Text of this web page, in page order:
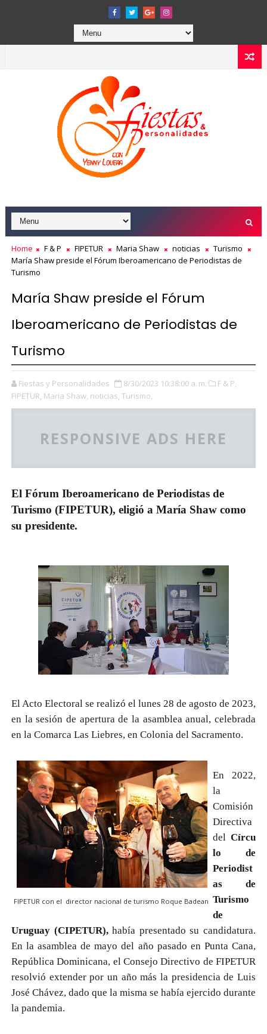
Home F & P FIPETUR Maria Shaw noticias
Turismo
María Shaw preside el Fórum Iberoamericano de Periodistas de
Turismo
María Shaw preside el Fórum
Iberoamericano de Periodistas de
Turismo
Fiestas y Personalidades 8/30/2023 10:38:00 a. m.
F & P,
FIPETUR, Maria Shaw, noticias, Turismo,
RESPONSIVE ADS HERE
El Fórum Iberoamericano de Periodistas de
Turismo (FIPETUR), eligió a María Shaw como
su presidente.
El Acto Electoral se realizó el lunes 28 de agosto de 2023,
en la sesión de apertura de la asamblea anual, celebrada
en la Comarca Las Liebres, en Colonia del Sacramento.
FIPETUR con el director nacional de turismo Roque Badean
En 2022,
la
Comisión
Directiva
delCírcu
lo de
Periodist
as de
Turismo
de
Uruguay (CIPETUR),había presentado su candidatura.
En la asamblea de mayo del año pasado en Punta Cana,
República Dominicana, el Consejo Directivo de FIPETUR
resolvió extender por un año más la presidencia de Luis
José Chávez, dado que la misma se había ejercido durante
la pandemia.